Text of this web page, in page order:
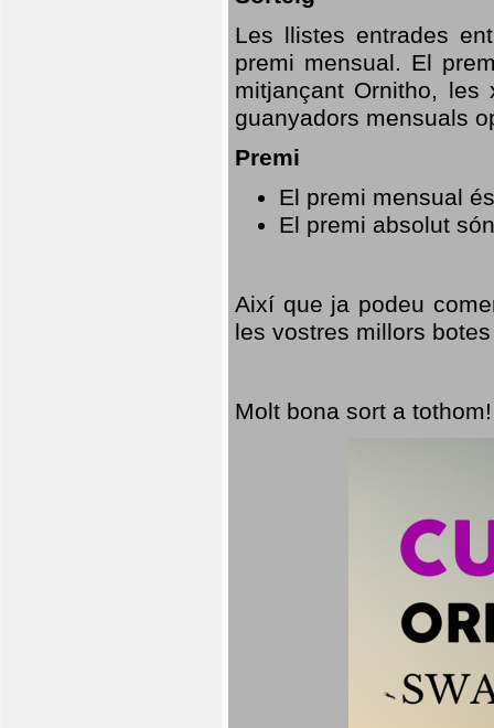
Les llistes entrades
premi mensual. El
mitjançant Ornitho,
guanyadors mensuals
Premi
El premi mensual
El premi absolut
Així que ja podeu
les vostres millors
Molt bona sort a tothom!